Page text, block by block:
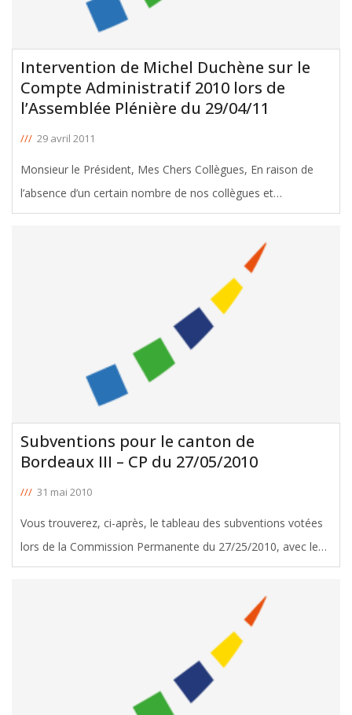
Intervention de Michel Duchène sur le
Compte Administratif 2010 lors de
l’Assemblée Plénière du 29/04/11
/// 29 avril 2011
Monsieur le Président, Mes Chers Collègues, En raison de
l’absence d’un certain nombre de nos collègues et
notamment notre président de groupe Yves d’Amécourt,
retenus à la Commission Départementale de Coopération
Subventions pour le canton de
Bordeaux III – CP du 27/05/2010
/// 31 mai 2010
Vous trouverez, ci-après, le tableau des subventions votées
lors de la Commission Permanente du 27/25/2010, avec le
soutien de Michel Duchène, Conseiller Général de Bordeaux